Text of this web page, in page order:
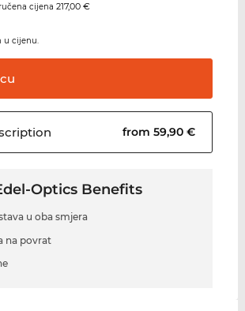
cijena 217,00 €
u cijenu.
from 59,90 €
Optics Benefits
u oba smjera
na povrat